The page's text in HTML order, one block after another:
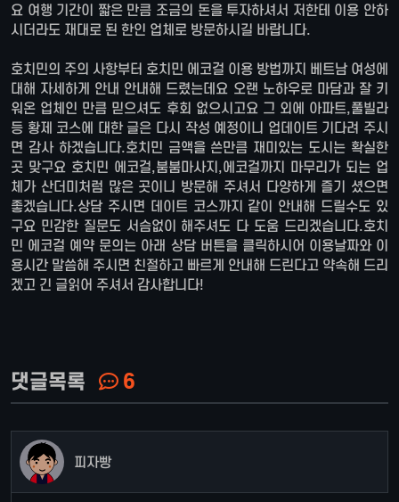
요 여행 기간이 짧은 만큼 조금의 돈을 투자하셔서 저한테 이용 안하
시더라도 재대로 된 한인 업체로 방문하시길 바랍니다.
호치민의 주의 사항부터 호치민 에코걸 이용 방법까지 베트남 여성에
대해 자세하게 안내 안내해 드렸는데요 오랜 노하우로 마담과 잘 키
워온 업체인 만큼 믿으셔도 후회 없으시고요 그 외에 아파트,풀빌라
등 황제 코스에 대한 글은 다시 작성 예정이니 업데이트 기다려 주시
면 감사 하겠습니다.호치민 금액을 쓴만큼 재미있는 도시는 확실한
곳 맞구요 호치민 에코걸,붐붐마사지,에코걸까지 마무리가 되는 업
체가 산더미처럼 많은 곳이니 방문해 주셔서 다양하게 즐기 셨으면
좋겠습니다.상담 주시면 데이트 코스까지 같이 안내해 드릴수도 있
구요 민감한 질문도 서슴없이 해주셔도 다 도움 드리겠습니다.호치
민 에코걸 예약 문의는 아래 상담 버튼을 클릭하시어 이용날짜와 이
용시간 말씀해 주시면 친절하고 빠르게 안내해 드린다고 약속해 드리
겠고 긴 글읽어 주셔서 감사합니다!
댓글목록 6
피자빵